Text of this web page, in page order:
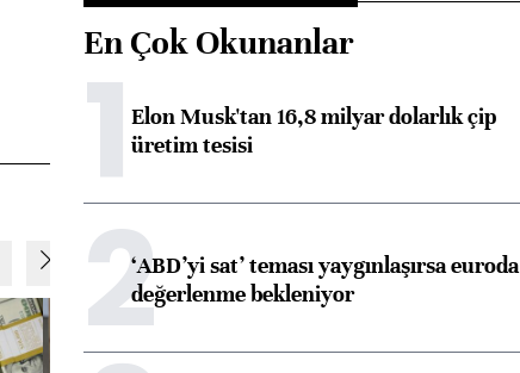
En Çok Okunanlar
1Elon Musk'tan 16,8 milyar dolarlık çip
üretim tesisi
2‘ABD’yi sat’ teması yaygınlaşırsa euroda
değerlenme bekleniyor